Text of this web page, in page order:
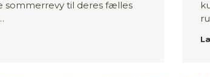
sommerrevy til deres fælles